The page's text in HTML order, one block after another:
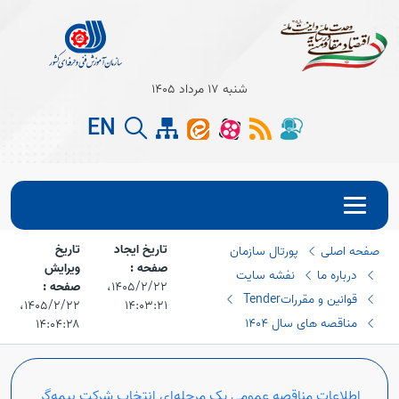
Open
Open
شنبه 17 مرداد 1405
EN
صفحه اصلی
پورتال سازمان
درباره ما
نفشه سایت
قوانین و مقرراتTender
مناقصه های سال 1404
تاریخ ایجاد
صفحه :
۱۴۰۵/۲/۲۲،‏
۱۴:۰۳:۲۱
تاریخ
ویرایش
صفحه :
۱۴۰۵/۲/۲۲،‏
۱۴:۰۴:۲۸